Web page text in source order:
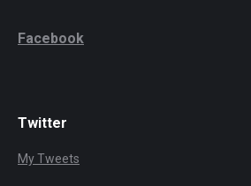
Facebook
Twitter
My Tweets